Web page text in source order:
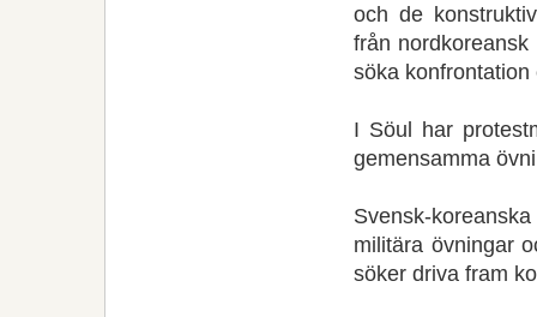
och de
från
söka
I Söul har
gemensamma
Svensk-
militära övningar
söker driva fram